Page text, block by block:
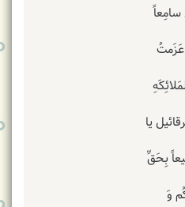
سامِعاً
عَزَمتُ
یا
بِحَقِّ
وَ